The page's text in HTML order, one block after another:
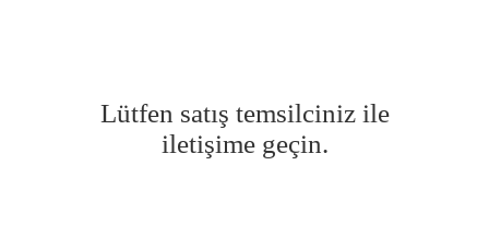
Lütfen satış temsilciniz ile
iletişime geçin.